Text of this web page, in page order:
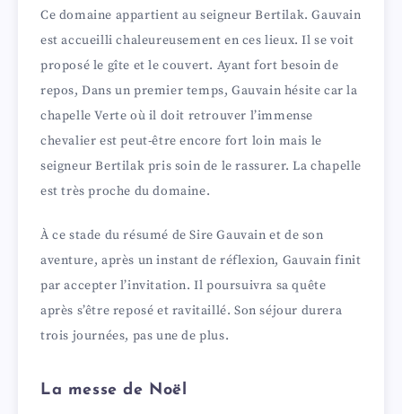
Ce domaine appartient au seigneur Bertilak. Gauvain
est accueilli chaleureusement en ces lieux. Il se voit
proposé le gîte et le couvert. Ayant fort besoin de
repos, Dans un premier temps, Gauvain hésite car la
chapelle Verte où il doit retrouver l’immense
chevalier est peut-être encore fort loin mais le
seigneur Bertilak pris soin de le rassurer. La chapelle
est très proche du domaine.
À ce stade du résumé de Sire Gauvain et de son
aventure, après un instant de réflexion, Gauvain finit
par accepter l’invitation. Il poursuivra sa quête
après s’être reposé et ravitaillé. Son séjour durera
trois journées, pas une de plus.
La messe de Noël